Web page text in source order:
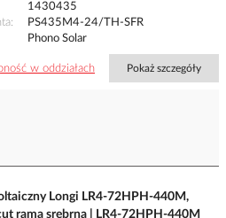
1430435
PS435M4-24/TH-SFR
Phono Solar
w oddziałach Pokaż szczegóły
Longi LR4-72HPH-440M,
rama srebrna | LR4-72HPH-440M